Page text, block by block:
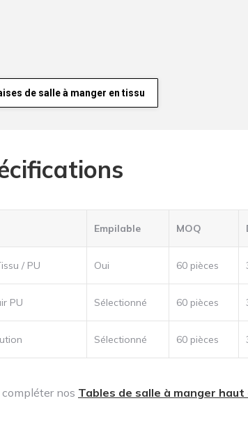
de salle à manger en tissu
Empilable MOQ
/ PU Oui 60 pièces
PU Sélectionné 60 pièces
Sélectionné 60 pièces
nos Tables de salle à manger haut